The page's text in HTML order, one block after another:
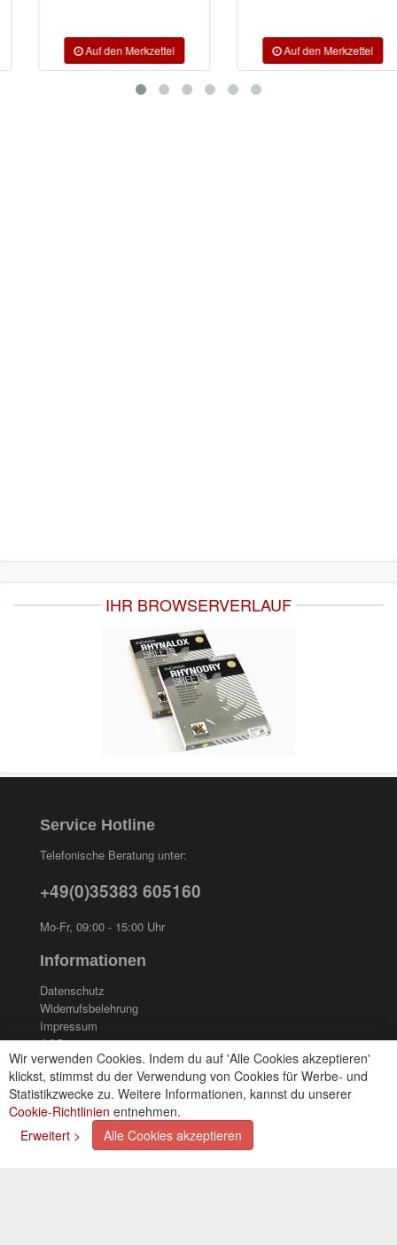
IHR BROWSERVERLAUF
Wir verwenden Cookies. Indem du auf 'Alle Cookies akzeptieren'
klickst, stimmst du der Verwendung von Cookies für Werbe- und
Statistikzwecke zu. Weitere Informationen, kannst du unserer
Cookie-Richtlinien entnehmen.
Erweitert >
Alle Cookies akzeptieren
Service Hotline
Telefonische Beratung unter:
+49(0)35383 605160
Mo-Fr, 09:00 - 15:00 Uhr
Informationen
Datenschutz
Widerrufsbelehrung
Impressum
AGB
Kontakt
Cookies einstellungen
Zahlungsarten